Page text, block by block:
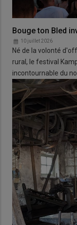
Bouge ton Bled
10 juillet 2026
Né de la volonté
rural, le festival
incontournable du